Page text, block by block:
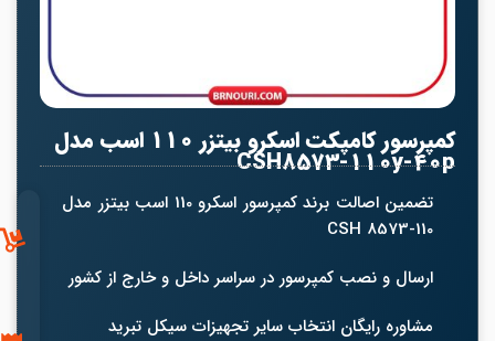
کمپرسور کامپکت اسکرو بیتزر 110 اسب مدل
CSH8573-110y-40p
تضمین اصالت برند کمپرسور اسکرو 110 اسب بیتزر مدل
CSH 8573-110
ارسال و نصب کمپرسور در سراسر داخل و خارج از کشور
مشاوره رایگان انتخاب سایر تجهیزات سیکل تبرید